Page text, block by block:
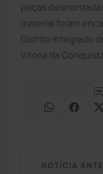
peças
material foram
Distrito Integrado
Vitória da
NOTÍCIA